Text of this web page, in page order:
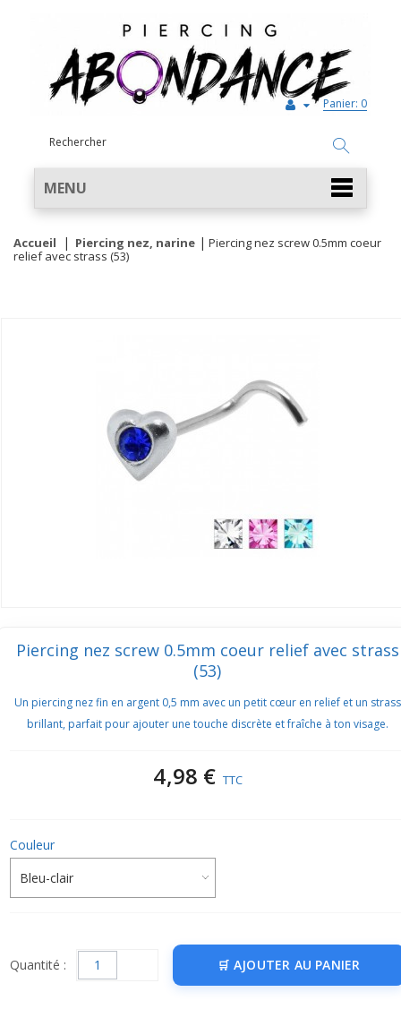
Panier: 0
MENU
Accueil Piercing nez, narine
Piercing nez screw 0.5mm coeur
relief avec strass (53)
Piercing nez screw 0.5mm coeur relief avec strass
(53)
Un piercing nez fin en argent 0,5 mm avec un petit cœur en relief et un strass
brillant, parfait pour ajouter une touche discrète et fraîche à ton visage.
4,98 € TTC
Couleur
Quantité : AJOUTER AU PANIER